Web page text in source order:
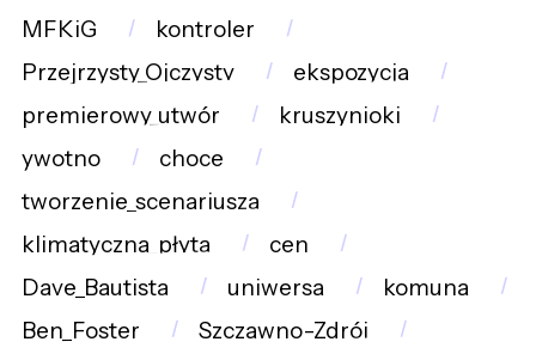
MFKiG
kontroler
Przejrzysty_Ojczysty
ekspozycja
premierowy_utwór
kruszynioki
ywotno
choce
tworzenie_scenariusza
klimatyczna_płyta
cen
Dave_Bautista
uniwersa
komuna
Ben_Foster
Szczawno-Zdrój